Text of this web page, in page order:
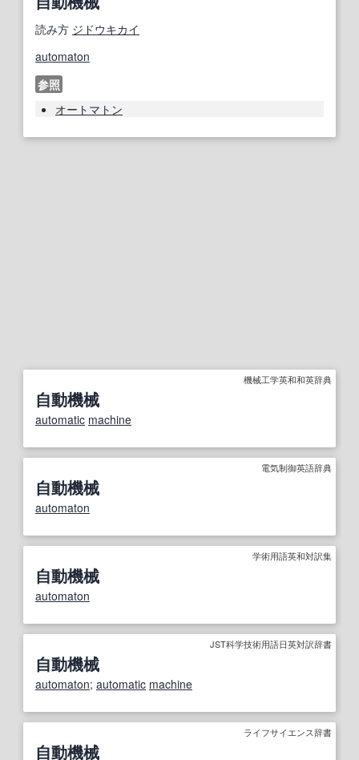
読み方 ジドウキカイ
automaton
参照
オートマトン
機械工学英和和英辞典
自動機械
automatic machine
電気制御英語辞典
自動機械
automaton
学術用語英和対訳集
自動機械
automaton
JST科学技術用語日英対訳辞書
自動機械
automaton; automatic machine
ライフサイエンス辞書
自動機械